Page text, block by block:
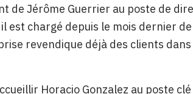
de Jérôme Guerrier au poste de
est chargé depuis le mois dernier
revendique déjà des clients
Horacio Gonzalez au poste